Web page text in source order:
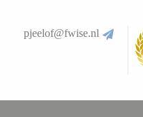
pjeelof@fwise.nl